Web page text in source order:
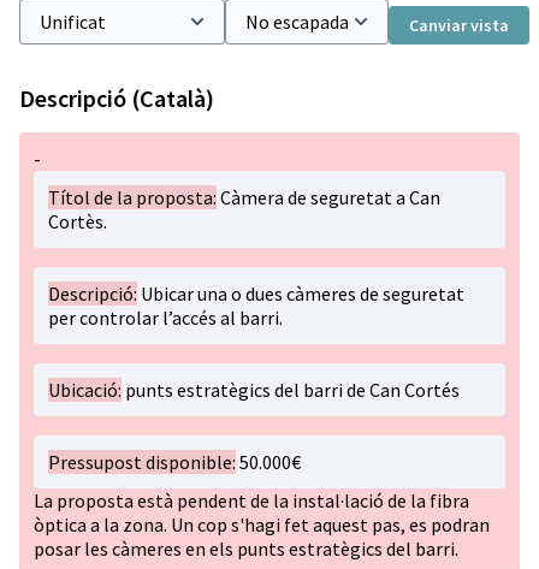
Canviar vista
Descripció (Català)
-
Títol de la proposta: Càmera de seguretat a Can
Cortès.
Descripció: Ubicar una o dues càmeres de seguretat
per controlar l’accés al barri.
Ubicació: punts estratègics del barri de Can Cortés
Pressupost disponible: 50.000€
La proposta està pendent de la instal·lació de la fibra
òptica a la zona. Un cop s'hagi fet aquest pas, es podran
posar les càmeres en els punts estratègics del barri.